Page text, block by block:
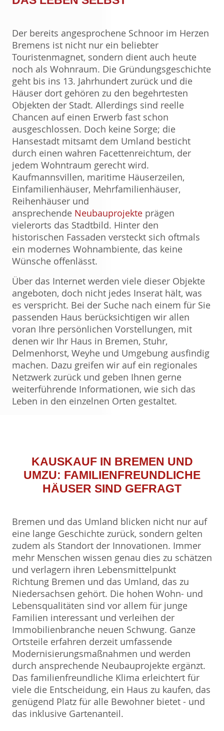
Der bereits angesprochene Schnoor im Herzen
Bremens ist nicht nur ein beliebter
Touristenmagnet, sondern dient auch heute
noch als Wohnraum. Die Gründungsgeschichte
geht bis ins 13. Jahrhundert zurück und die
Häuser dort gehören zu den begehrtesten
Objekten der Stadt. Allerdings sind reelle
Chancen auf einen Erwerb fast schon
ausgeschlossen. Doch keine Sorge; die
Hansestadt mitsamt dem Umland besticht
durch einen wahren Facettenreichtum, der
jedem Wohntraum gerecht wird.
Kaufmannsvillen, maritime Häuserzeilen,
Einfamilienhäuser, Mehrfamilienhäuser,
Reihenhäuser und
ansprechende Neubauprojekte prägen
vielerorts das Stadtbild. Hinter den
historischen Fassaden versteckt sich oftmals
ein modernes Wohnambiente, das keine
Wünsche offenlässt.
Über das Internet werden viele dieser Objekte
angeboten, doch nicht jedes Inserat hält, was
es verspricht. Bei der Suche nach einem für Sie
passenden Haus berücksichtigen wir allen
voran Ihre persönlichen Vorstellungen, mit
denen wir Ihr Haus in Bremen, Stuhr,
Delmenhorst, Weyhe und Umgebung ausfindig
machen. Dazu greifen wir auf ein regionales
Netzwerk zurück und geben Ihnen gerne
weiterführende Informationen, wie sich das
Leben in den einzelnen Orten gestaltet.
KAUSKAUF IN BREMEN UND
UMZU: FAMILIENFREUNDLICHE
HÄUSER SIND GEFRAGT
Bremen und das Umland blicken nicht nur auf
eine lange Geschichte zurück, sondern gelten
zudem als Standort der Innovationen. Immer
mehr Menschen wissen genau dies zu schätzen
und verlagern ihren Lebensmittelpunkt
Richtung Bremen und das Umland, das zu
Niedersachsen gehört. Die hohen Wohn- und
Lebensqualitäten sind vor allem für junge
Familien interessant und verleihen der
Immobilienbranche neuen Schwung. Ganze
Ortsteile erfahren derzeit umfassende
Modernisierungsmaßnahmen und werden
durch ansprechende Neubauprojekte ergänzt.
Das familienfreundliche Klima erleichtert für
viele die Entscheidung, ein Haus zu kaufen, das
genügend Platz für alle Bewohner bietet - und
das inklusive Gartenanteil.